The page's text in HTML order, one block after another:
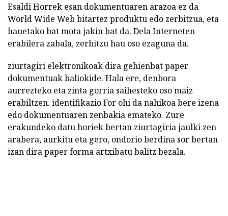
Esaldi Horrek esan dokumentuaren arazoa ez da
World Wide Web bitartez produktu edo zerbitzua, eta
hauetako bat mota jakin bat da. Dela Interneten
erabilera zabala, zerbitzu hau oso ezaguna da.
ziurtagiri elektronikoak dira gehienbat paper
dokumentuak baliokide. Hala ere, denbora
aurrezteko eta zinta gorria saihesteko oso maiz
erabiltzen. identifikazio For ohi da nahikoa bere izena
edo dokumentuaren zenbakia emateko. Zure
erakundeko datu horiek bertan ziurtagiria jaulki zen
arabera, aurkitu eta gero, ondorio berdina sor bertan
izan dira paper forma artxibatu balitz bezala.